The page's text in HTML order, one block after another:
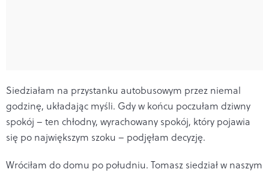
Siedziałam na przystanku autobusowym przez niemal
godzinę, układając myśli. Gdy w końcu poczułam dziwny
spokój – ten chłodny, wyrachowany spokój, który pojawia
się po największym szoku – podjęłam decyzję.
Wróciłam do domu po południu. Tomasz siedział w naszym